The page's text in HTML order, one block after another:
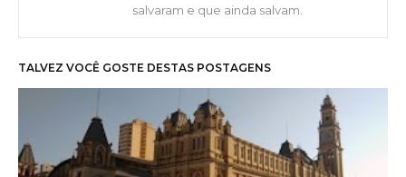
salvaram e que ainda salvam.
TALVEZ VOCÊ GOSTE DESTAS POSTAGENS